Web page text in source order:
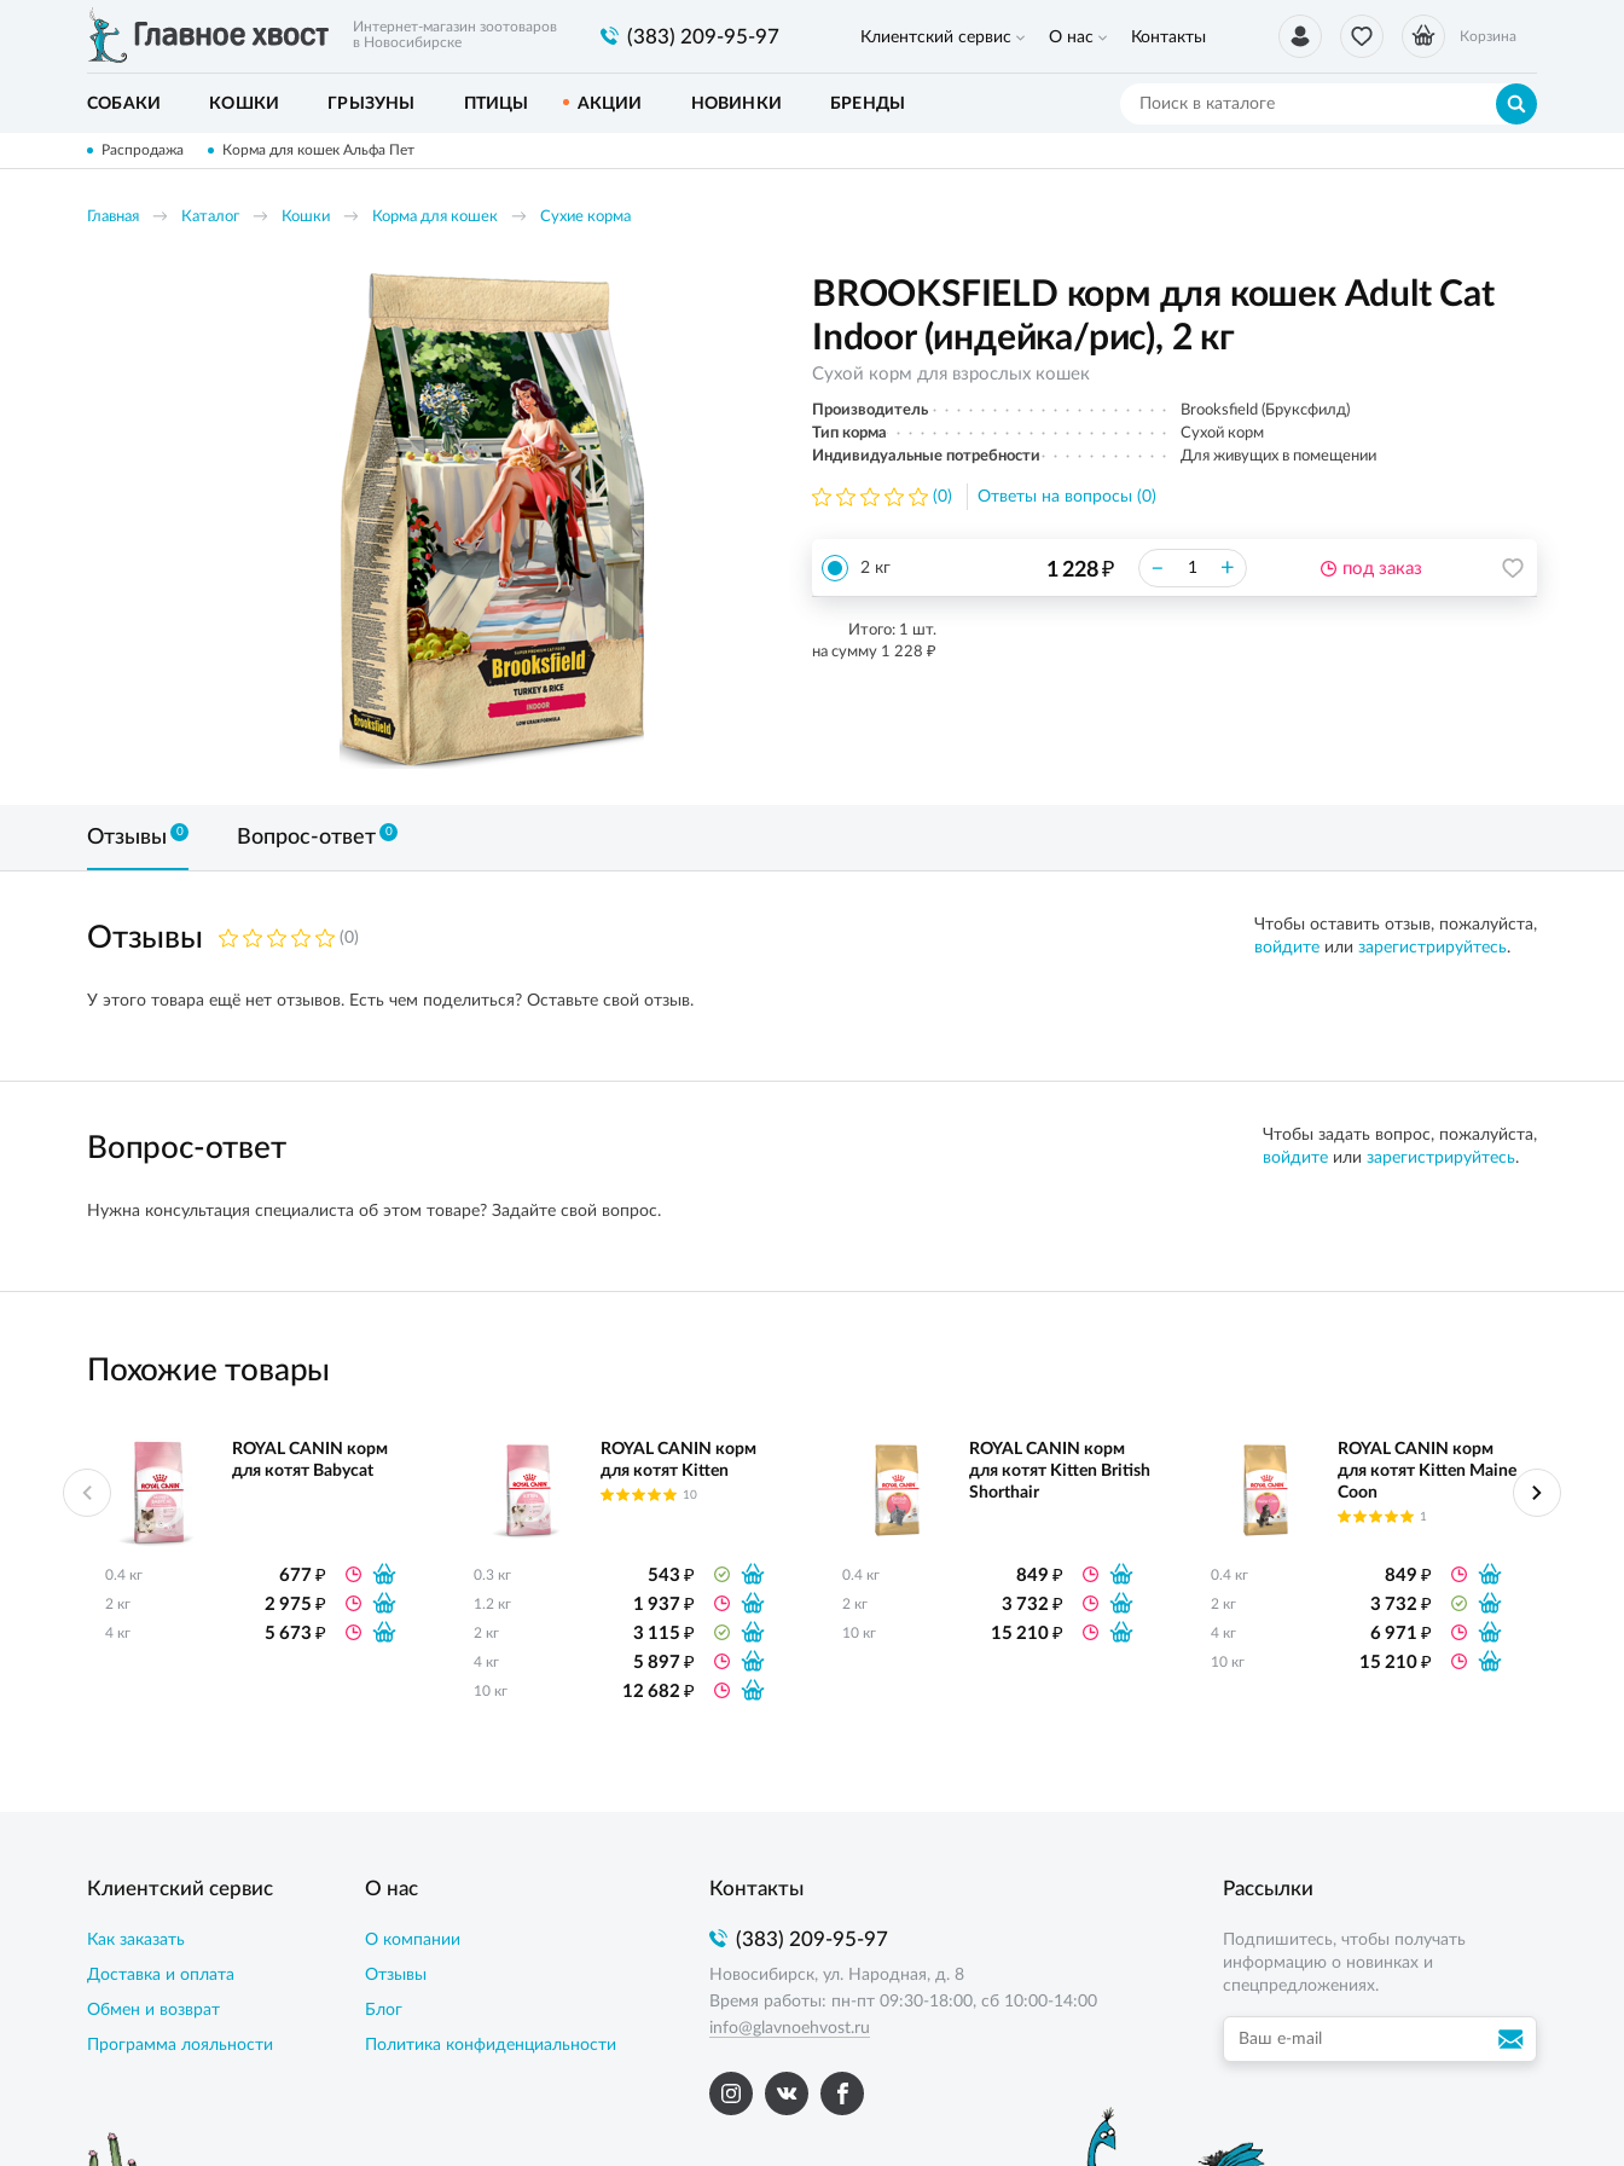
Интернет-магазин зоотоваров
в Новосибирске
(383) 209-95-97 Корзина
Клиентский сервис О нас Контакты
СОБАКИ КОШКИ ГРЫЗУНЫ ПТИЦЫ АКЦИИ НОВИНКИ БРЕНДЫ
Распродажа Корма для кошек Альфа Пет
Главная Каталог Кошки Корма для кошек Сухие корма
BROOKSFIELD корм для кошек Adult Cat
Indoor (индейка/рис), 2 кг
Сухой корм для взрослых кошек
Производитель
Brooksfield (Бруксфилд)
Тип корма
Сухой корм
Индивидуальные потребности
Для живущих в помещении
(0) Ответы на вопросы (0)
2 кг 1 228₽ – + под заказ
Итого: 1 шт.
на сумму 1 228 ₽
Отзывы 0 Вопрос-ответ 0
Отзывы (0)
Чтобы оставить отзыв, пожалуйста,
войдите или зарегистрируйтесь.
У этого товара ещё нет отзывов. Есть чем поделиться? Оставьте свой отзыв.
Вопрос-ответ
Чтобы задать вопрос, пожалуйста,
войдите или зарегистрируйтесь.
Нужна консультация специалиста об этом товаре? Задайте свой вопрос.
Похожие товары
ROYAL CANIN корм
для котят Babycat
0.4 кг 677₽
2 кг 2 975₽
4 кг 5 673₽
ROYAL CANIN корм
для котят Kitten
10
0.3 кг 543₽
1.2 кг 1 937₽
2 кг 3 115₽
4 кг 5 897₽
10 кг 12 682₽
ROYAL CANIN корм
для котят Kitten British
Shorthair
0.4 кг 849₽
2 кг 3 732₽
10 кг 15 210₽
ROYAL CANIN корм
для котят Kitten Maine
Coon
1
0.4 кг 849₽
2 кг 3 732₽
4 кг 6 971₽
10 кг 15 210₽
Клиентский сервис
Как заказать
Доставка и оплата
Обмен и возврат
Программа лояльности
О нас
О компании
Отзывы
Блог
Политика конфиденциальности
Контакты
(383) 209-95-97
Новосибирск, ул. Народная, д. 8
Время работы: пн-пт 09:30-18:00, сб 10:00-14:00
info@glavnoehvost.ru
Рассылки
Подпишитесь, чтобы получать
информацию о новинках и
спецпредложениях.